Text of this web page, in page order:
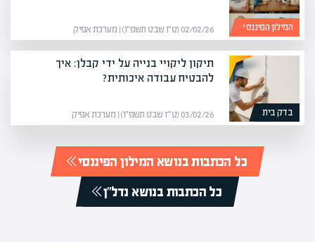
המילון הפיננסי 02/02/26 (ט״ו שבט תשפ״ו) | מערכת אפיק
בדק בית
תיקון ליקויי בנייה על ידי קבלן: איך
להבטיח עבודה איכותית?
03/02/26 (ט״ז שבט תשפ״ו) | מערכת אפיק
כל הכתבות בנושא המילון הפיננסי
כל הכתבות בנושא נדל"ן